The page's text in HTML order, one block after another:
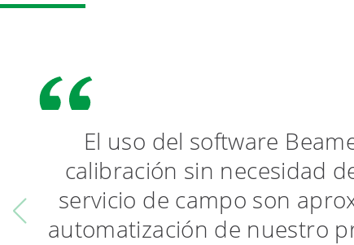
El uso del software
calibración sin necesidad
servicio de campo son
automatización de nuestro